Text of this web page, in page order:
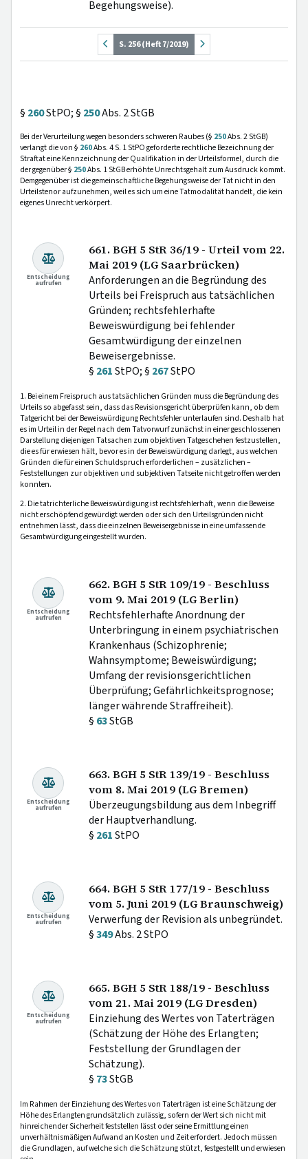
Begehungsweise).
S. 256 (Heft 7/2019)
§ 260StPO; § 250Abs. 2 StGB
Bei der Verurteilung wegen besonders schweren Raubes (§ 250Abs. 2 StGB)
verlangt die von § 260Abs. 4 S. 1 StPO geforderte rechtliche Bezeichnung der
Straftat eine Kennzeichnung der Qualifikation in der Urteilsformel, durch die
der gegenüber § 250Abs. 1 StGB erhöhte Unrechtsgehalt zum Ausdruck kommt.
Demgegenüber ist die gemeinschaftliche Begehungsweise der Tat nicht in den
Urteilstenor aufzunehmen, weil es sich um eine Tatmodalität handelt, die kein
eigenes Unrecht verkörpert.
Entscheidung
aufrufen
661. BGH 5 StR 36/19 - Urteil vom 22.
Mai 2019 (LG Saarbrücken)
Anforderungen an die Begründung des
Urteils bei Freispruch aus tatsächlichen
Gründen; rechtsfehlerhafte
Beweiswürdigung bei fehlender
Gesamtwürdigung der einzelnen
Beweisergebnisse.
§ 261StPO; § 267StPO
1. Bei einem Freispruch aus tatsächlichen Gründen muss die Begründung des
Urteils so abgefasst sein, dass das Revisionsgericht überprüfen kann, ob dem
Tatgericht bei der Beweiswürdigung Rechtsfehler unterlaufen sind. Deshalb hat
es im Urteil in der Regel nach dem Tatvorwurf zunächst in einer geschlossenen
Darstellung diejenigen Tatsachen zum objektiven Tatgeschehen festzustellen,
die es für erwiesen hält, bevor es in der Beweiswürdigung darlegt, aus welchen
Gründen die für einen Schuldspruch erforderlichen – zusätzlichen –
Feststellungen zur objektiven und subjektiven Tatseite nicht getroffen werden
konnten.
2. Die tatrichterliche Beweiswürdigung ist rechtsfehlerhaft, wenn die Beweise
nicht erschöpfend gewürdigt werden oder sich den Urteilsgründen nicht
entnehmen lässt, dass die einzelnen Beweisergebnisse in eine umfassende
Gesamtwürdigung eingestellt wurden.
Entscheidung
aufrufen
662. BGH 5 StR 109/19 - Beschluss
vom 9. Mai 2019 (LG Berlin)
Rechtsfehlerhafte Anordnung der
Unterbringung in einem psychiatrischen
Krankenhaus (Schizophrenie;
Wahnsymptome; Beweiswürdigung;
Umfang der revisionsgerichtlichen
Überprüfung; Gefährlichkeitsprognose;
länger währende Straffreiheit).
§ 63StGB
Entscheidung
aufrufen
663. BGH 5 StR 139/19 - Beschluss
vom 8. Mai 2019 (LG Bremen)
Überzeugungsbildung aus dem Inbegriff
der Hauptverhandlung.
§ 261StPO
Entscheidung
aufrufen
664. BGH 5 StR 177/19 - Beschluss
vom 5. Juni 2019 (LG Braunschweig)
Verwerfung der Revision als unbegründet.
§349Abs. 2 StPO
Entscheidung
aufrufen
665. BGH 5 StR 188/19 - Beschluss
vom 21. Mai 2019 (LG Dresden)
Einziehung des Wertes von Taterträgen
(Schätzung der Höhe des Erlangten;
Feststellung der Grundlagen der
Schätzung).
§ 73StGB
Im Rahmen der Einziehung des Wertes von Taterträgen ist eine Schätzung der
Höhe des Erlangten grundsätzlich zulässig, sofern der Wert sich nicht mit
hinreichender Sicherheit feststellen lässt oder seine Ermittlung einen
unverhältnismäßigen Aufwand an Kosten und Zeit erfordert. Jedoch müssen
die Grundlagen, auf welche sich die Schätzung stützt, festgestellt und erwiesen